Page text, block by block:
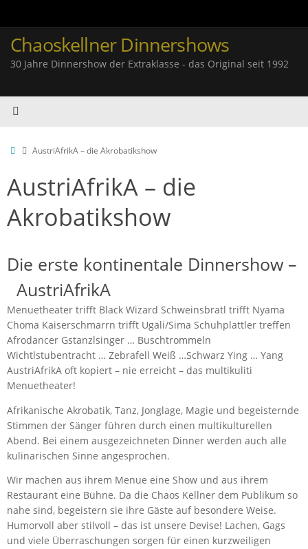
springen
Chaoskellner Dinnershows
30 Jahre Dinnershow der Extraklasse - das Original seit 1992
StartAustriAfrikA – die Akrobatikshow
AustriAfrikA – die
Akrobatikshow
Die erste kontinentale Dinnershow –
AustriAfrikA
Menuetheater trifft Black Wizard Schweinsbratl trifft Nyama
Choma Kaiserschmarrn trifft Ugali/Sima Schuhplattler treffen
Afrodancer Gstanzlsinger … Buschtrommeln
Wichtlstubentracht … Zebrafell Weiß …Schwarz Ying … Yang
AustriAfrikA oft kopiert – nie erreicht – das multikuliti
Menuetheater!
Afrikanische Akrobatik, Tanz, Jonglage, Magie und begeisternde
Stimmen der Sänger führen durch einen multikulturellen
Abend. Bei einem ausgezeichneten Dinner werden auch alle
kulinarischen Sinne angesprochen.
Wir machen aus ihrem Menue eine Show und aus ihrem
Restaurant eine Bühne. Da die Chaos Kellner dem Publikum so
nahe sind, begeistern sie ihre Gäste auf besondere Weise.
Humorvoll aber stilvoll – das ist unsere Devise! Lachen, Gags
und viele Überraschungen sorgen für einen kurzweiligen